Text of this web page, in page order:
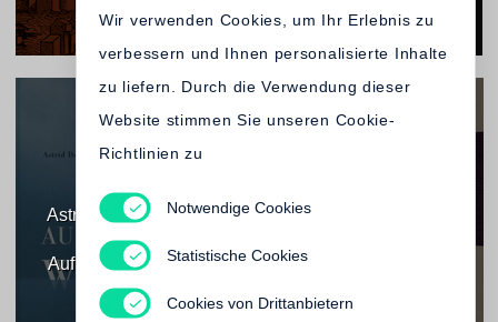
Astrid Dehe, Achim
Engstler
Auflaufend Wasser
Vergriffen
Astrid Dehe, Achim
Kafkas komische
Vergriffen
Wir verwenden Cookies, um Ihr Erlebnis zu
verbessern und Ihnen personalisierte Inhalte
zu liefern. Durch die Verwendung dieser
Website stimmen Sie unseren Cookie-
Richtlinien zu
Notwendige Cookies
Statistische Cookies
Cookies von Drittanbietern